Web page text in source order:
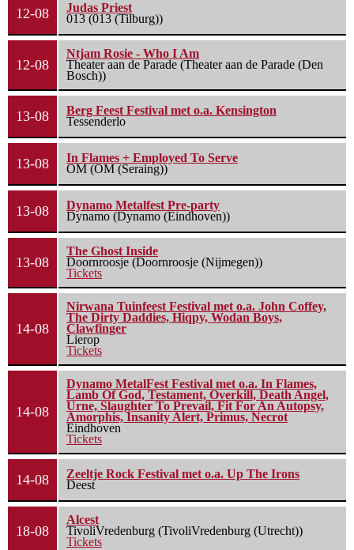
12-08
Judas Priest
013 (013 (Tilburg))
12-08
Ntjam Rosie - Who I Am
Theater aan de Parade (Theater aan de Parade (Den
Bosch))
13-08
Berg Feest Festival met o.a. Kensington
Tessenderlo
13-08
In Flames + Employed To Serve
OM (OM (Seraing))
13-08
Dynamo Metalfest Pre-party
Dynamo (Dynamo (Eindhoven))
13-08
The Ghost Inside
Doornroosje (Doornroosje (Nijmegen))
Tickets
14-08
Nirwana Tuinfeest Festival met o.a. John Coffey,
The Dirty Daddies, Hiqpy, Wodan Boys,
Clawfinger
Lierop
Tickets
14-08
Dynamo MetalFest Festival met o.a. In Flames,
Lamb Of God, Testament, Overkill, Death Angel,
Urne, Slaughter To Prevail, Fit For An Autopsy,
Amorphis, Insanity Alert, Primus, Necrot
Eindhoven
Tickets
14-08
Zeeltje Rock Festival met o.a. Up The Irons
Deest
18-08
Alcest
TivoliVredenburg (TivoliVredenburg (Utrecht))
Tickets